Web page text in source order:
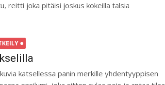
reitti joka pitäisi joskus kokeilla talsia
katsellessa panin merkille yhdentyyppisen